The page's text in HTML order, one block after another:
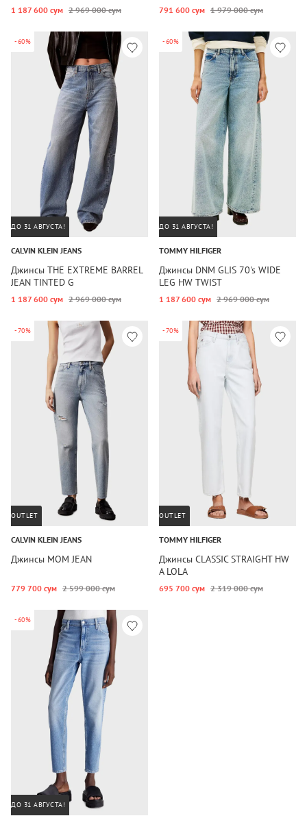
1 187 600 сум 2 969 000 сум 791 600 сум 1 979 000 сум
-60%
ДО 31 АВГУСТА!
CALVIN KLEIN JEANS
Джинсы THE EXTREME BARREL
JEAN TINTED G
1 187 600 сум 2 969 000 сум
-60%
ДО 31 АВГУСТА!
TOMMY HILFIGER
Джинсы DNM GLIS 70's WIDE
LEG HW TWIST
1 187 600 сум 2 969 000 сум
-70%
OUTLET
CALVIN KLEIN JEANS
Джинсы MOM JEAN
779 700 сум 2 599 000 сум
-70%
OUTLET
TOMMY HILFIGER
Джинсы CLASSIC STRAIGHT HW
A LOLA
695 700 сум 2 319 000 сум
-60%
ДО 31 АВГУСТА!